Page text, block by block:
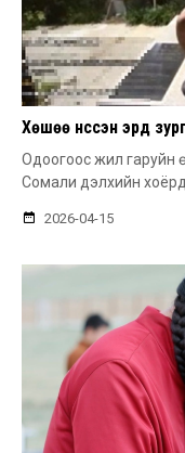
Хөшөө үнссэн эрд
Одоогоос жил гаруйн
Сомали дэлхийн
2026-04-15